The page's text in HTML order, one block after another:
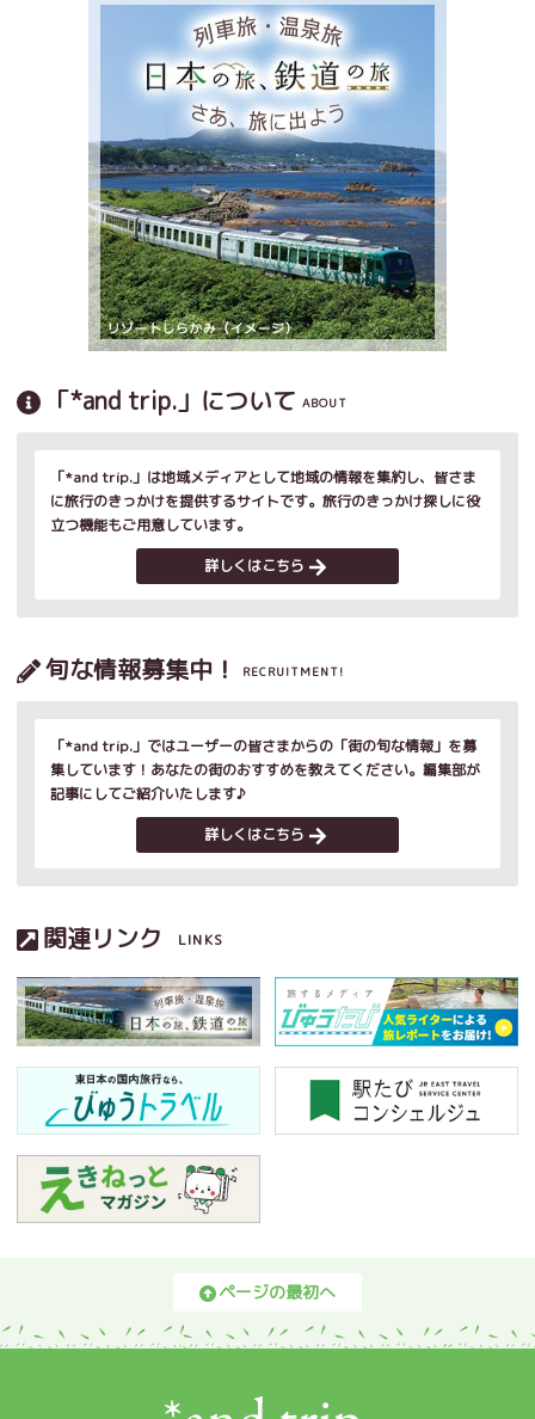
「*and trip.」について ABOUT
「*and trip.」は地域メディアとして地域の情報を集約し、皆さま
に旅行のきっかけを提供するサイトです。旅行のきっかけ探しに役
立つ機能もご用意しています。
詳しくはこちら
旬な情報募集中！ RECRUITMENT!
「*and trip.」ではユーザーの皆さまからの「街の旬な情報」を募
集しています！あなたの街のおすすめを教えてください。編集部が
記事にしてご紹介いたします♪
詳しくはこちら
関連リンク LINKS
ページの最初へ